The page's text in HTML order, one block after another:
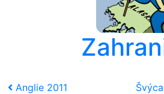
Anglie 2011